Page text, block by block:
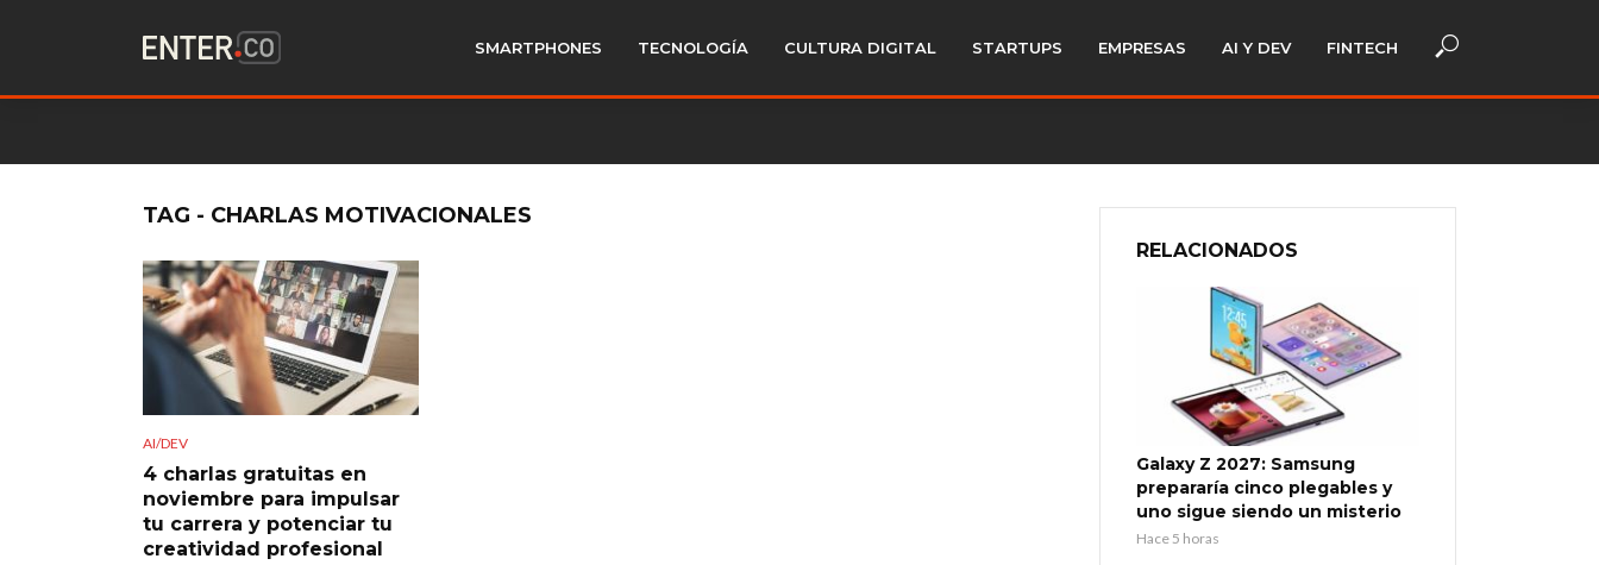
SMARTPHONES TECNOLOGÍA CULTURA DIGITAL STARTUPS EMPRESAS AI Y DEV FINTECH
TAG - CHARLAS MOTIVACIONALES
AI/DEV
4 charlas gratuitas en
noviembre para impulsar
tu carrera y potenciar tu
creatividad profesional
RELACIONADOS
Galaxy Z 2027: Samsung
prepararía cinco plegables y
uno sigue siendo un misterio
Hace 5 horas